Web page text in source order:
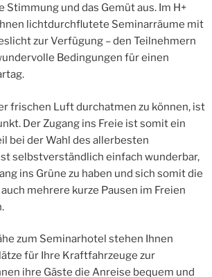
Stimmung und das Gemüt aus. Im H+
lichtdurchflutete Seminarräume mit
zur Verfügung – den Teilnehmern
Bedingungen für einen
frischen Luft durchatmen zu können, ist
Der Zugang ins Freie ist somit ein
bei der Wahl des allerbesten
selbstverständlich einfach wunderbar,
ins Grüne zu haben und sich somit die
mehrere kurze Pausen im Freien
zum Seminarhotel stehen Ihnen
für Ihre Kraftfahrzeuge zur
ihre Gäste die Anreise bequem und